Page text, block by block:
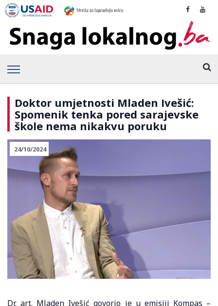
Doktor umjetnosti Mladen Ivešić:
Spomenik tenka pored sarajevske
škole nema nikakvu poruku
24/10/2024
Dr. art. Mladen Ivešić govorio je u emisiji Kompas –